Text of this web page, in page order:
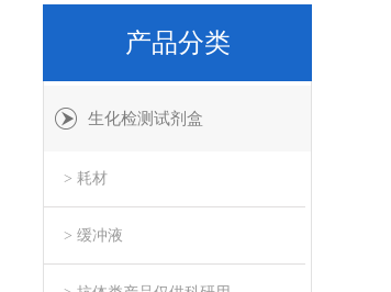
产品分类
生化检测试剂盒
> 耗材
> 缓冲液